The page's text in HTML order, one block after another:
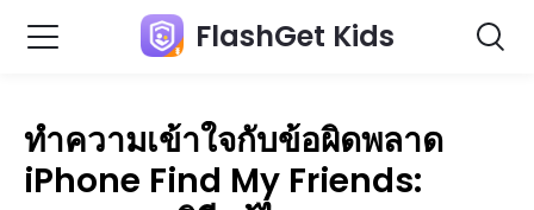
FlashGet Kids
ทำความเข้าใจกับข้อผิดพลาด
iPhone Find My Friends: